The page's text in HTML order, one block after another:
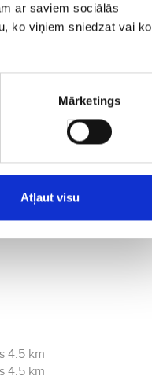
ar saviem sociālās
ko viņiem sniedzat vai ko
Mārketings
Atļaut visu
3.9 km
no lidostas 4.6 km
4.5 km
4.5 km